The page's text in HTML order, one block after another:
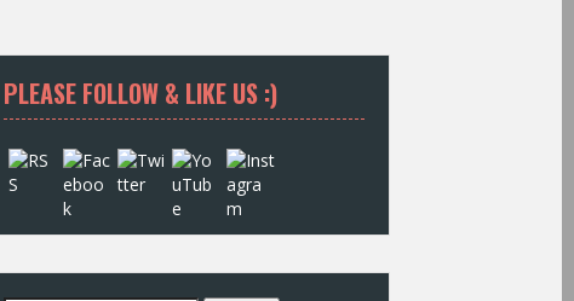
PLEASE FOLLOW & LIKE US :)